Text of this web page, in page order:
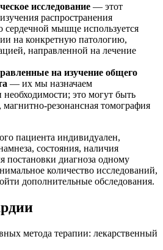
исследование — этот
распространения
сердечной мышце используется
на конкретную патологию,
направленной на лечение
на изучение общего
— их мы назначаем
это могут быть
резонансная томография
пациента индивидуален,
состояния, наличия
постановки диагноза одному
количество исследований,
дополнительные обследования.
метода терапии: лекарственный